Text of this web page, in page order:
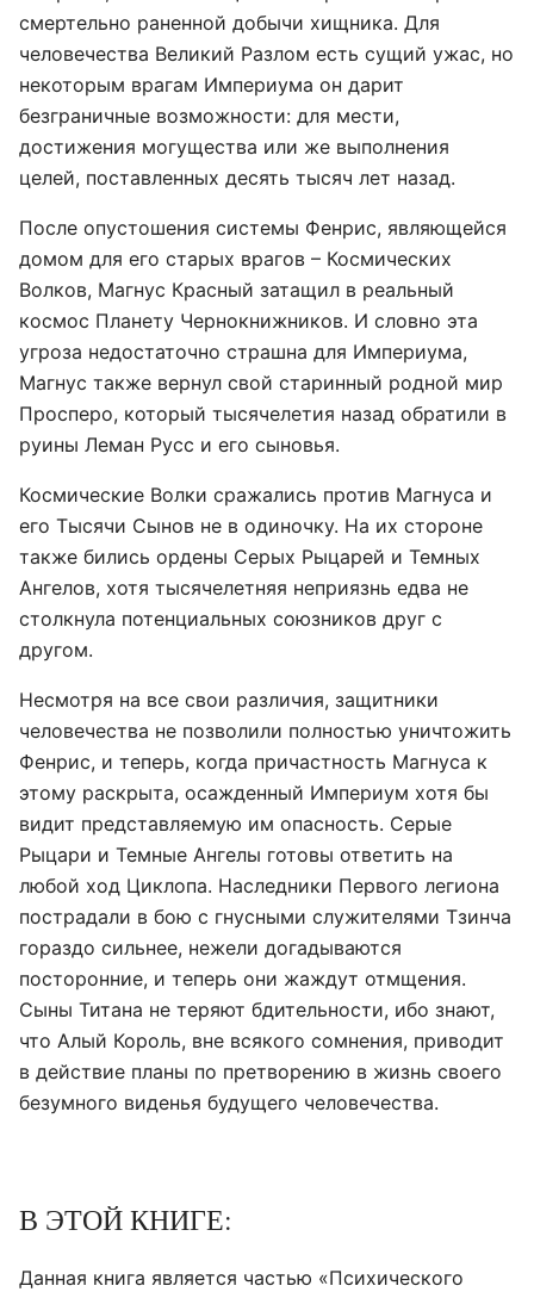
смертельно раненной добычи хищника. Для
человечества Великий Разлом есть сущий ужас, но
некоторым врагам Империума он дарит
безграничные возможности: для мести,
достижения могущества или же выполнения
целей, поставленных десять тысяч лет назад.
После опустошения системы Фенрис, являющейся
домом для его старых врагов – Космических
Волков, Магнус Красный затащил в реальный
космос Планету Чернокнижников. И словно эта
угроза недостаточно страшна для Империума,
Магнус также вернул свой старинный родной мир
Просперо, который тысячелетия назад обратили в
руины Леман Русс и его сыновья.
Космические Волки сражались против Магнуса и
его Тысячи Сынов не в одиночку. На их стороне
также бились ордены Серых Рыцарей и Темных
Ангелов, хотя тысячелетняя неприязнь едва не
столкнула потенциальных союзников друг с
другом.
Несмотря на все свои различия, защитники
человечества не позволили полностью уничтожить
Фенрис, и теперь, когда причастность Магнуса к
этому раскрыта, осажденный Империум хотя бы
видит представляемую им опасность. Серые
Рыцари и Темные Ангелы готовы ответить на
любой ход Циклопа. Наследники Первого легиона
пострадали в бою с гнусными служителями Тзинча
гораздо сильнее, нежели догадываются
посторонние, и теперь они жаждут отмщения.
Сыны Титана не теряют бдительности, ибо знают,
что Алый Король, вне всякого сомнения, приводит
в действие планы по претворению в жизнь своего
безумного виденья будущего человечества.
В ЭТОЙ КНИГЕ:
Данная книга является частью «Психического